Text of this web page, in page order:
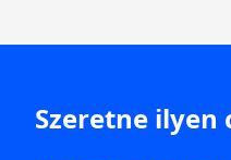
Szeretne ilyen